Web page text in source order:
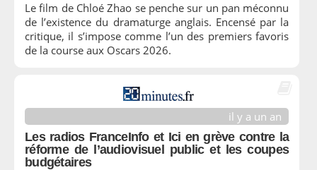
Le film de Chloé Zhao se penche sur un pan méconnu
de l’existence du dramaturge anglais. Encensé par la
critique, il s’impose comme l’un des premiers favoris
de la course aux Oscars 2026.
il y a un an
Les radios FranceInfo et Ici en grève contre la
réforme de l’audiovisuel public et les coupes
budgétaires